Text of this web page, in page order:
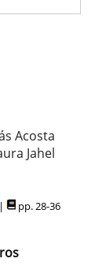
Acosta
Jahel
pp. 28-36